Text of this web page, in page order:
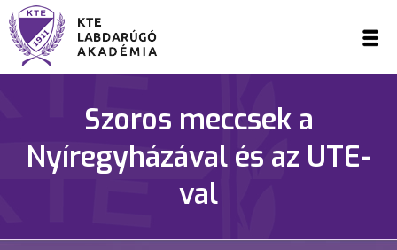
Szoros meccsek a
Nyíregyházával és az UTE-
val